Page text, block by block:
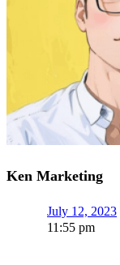
Ken Marketing
July 12, 2023
11:55 pm